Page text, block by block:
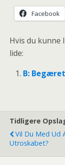
Facebook
Hvis du kunne
lide:
B:
Tidligere
Vil Du Med Ud
Utroskabet?